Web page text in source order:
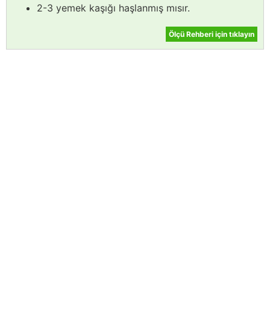
2-3 yemek kaşığı haşlanmış mısır.
Ölçü Rehberi için tıklayın